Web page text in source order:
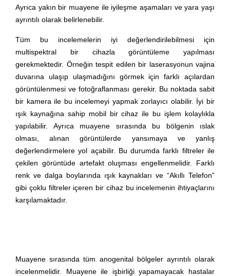
Ayrıca yakın bir muayene ile iyileşme aşamaları ve yara yaşı
ayrıntılı olarak belirlenebilir.
Tüm bu incelemelerin iyi değerlendirilebilmesi için
multispektral bir cihazla görüntüleme yapılması
gerekmektedir. Örneğin tespit edilen bir laserasyonun vajina
duvarına ulaşıp ulaşmadığını görmek için farklı açılardan
görüntülenmesi ve fotoğraflanması gerekir. Bu noktada sabit
bir kamera ile bu incelemeyi yapmak zorlayıcı olabilir. İyi bir
ışık kaynağına sahip mobil bir cihaz ile bu işlem kolaylıkla
yapılabilir. Ayrıca muayene sırasında bu bölgenin ıslak
olması, alınan görüntülerde yansımaya ve yanlış
değerlendirmelere yol açabilir. Bu durumda farklı filtreler ile
çekilen görüntüde artefakt oluşması engellenmelidir. Farklı
renk ve dalga boylarında ışık kaynakları ve “Akıllı Telefon”
gibi çoklu filtreler içeren bir cihaz bu incelemenin ihtiyaçlarını
karşılamaktadır.
Muayene sırasında tüm anogenital bölgeler ayrıntılı olarak
incelenmelidir. Muayene ile işbirliği yapamayacak hastalar